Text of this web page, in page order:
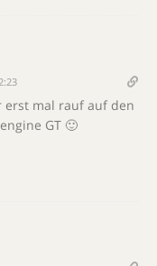
erst mal rauf auf den
GT 🙂